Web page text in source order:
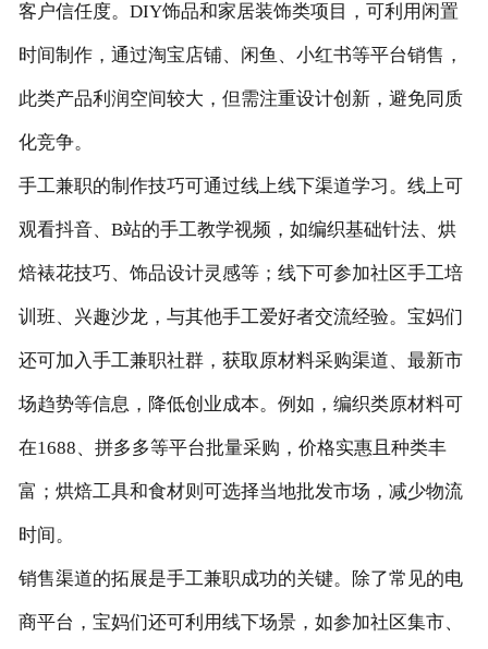
客户信任度。DIY饰品和家居装饰类项目，可利用闲置
时间制作，通过淘宝店铺、闲鱼、小红书等平台销售，
此类产品利润空间较大，但需注重设计创新，避免同质
化竞争。
手工兼职的制作技巧可通过线上线下渠道学习。线上可
观看抖音、B站的手工教学视频，如编织基础针法、烘
焙裱花技巧、饰品设计灵感等；线下可参加社区手工培
训班、兴趣沙龙，与其他手工爱好者交流经验。宝妈们
还可加入手工兼职社群，获取原材料采购渠道、最新市
场趋势等信息，降低创业成本。例如，编织类原材料可
在1688、拼多多等平台批量采购，价格实惠且种类丰
富；烘焙工具和食材则可选择当地批发市场，减少物流
时间。
销售渠道的拓展是手工兼职成功的关键。除了常见的电
商平台，宝妈们还可利用线下场景，如参加社区集市、